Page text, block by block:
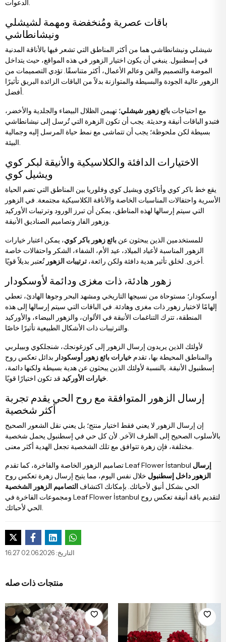
الدعوات.
باقات عصرية ومُنخفضة ومهمة لشيشلي
ونيشانطاشي
شيشلي ونيشانطاشي هما من أكثر المناطق التي تشعر فيها بالأناقة المدنية
في إسطنبول. ينبغي أن يكون اختيار الزهور في هذه المواقع، حيث يتداخل
الموضة والتصميم والفن وعالم الأعمال، أكثر متناسقًا. تؤدي التصميمات من
الزهور عالية الجودة والبسيطة والمتوازنة بدلاً من الباقات الزائدة البريق تأثيرًا
أفضل.
مع احتياجات بائع زهور شيشلي؛ تهيمن الظلال البيضاء والجلدية والأخضر،
فتبدو الباقات أنيقة وحديثة. يجب أن تكون الزهرة التي تُرسل إلى نيشانطاشي
بسيطة لكن ملحوظة؛ يجب أن تتماشى مع نمط حياة المرسل إليه وجمالية
البيئة.
الاختيارات الدافئة والكلاسيكية والأنيقة لبكر كوي
ويشيل كوي
يقع خط باكر كوي وأتاكوي ويشيل كوي وفلوريا بين المناطق التي تضم الحياة
الأسرية واحتفالات المناسبات الخاصة والأناقة الكلاسيكية مجتمعة. في الزهور
التي سيتم إرسالها لهذه المناطق، يمكن أن تبرز الورود وترتيبات الأوركيد
وزهور الفاز وتصاميم الصناديق الأنيقة.
للمستخدمين الذين يبحثون عن بائع زهور باكر كوي، يمكن اعتبار خيارات
الزهور المناسبة لأعياد الميلاد، عيد الأم، الشفاء، الشكر واحتفالات خاصة
أخرى. لخلق تأثير هدية دافئة ولكن رائعة، ترتيبات الزهور تُعتبر بديلاً قويًا.
زهور هادئة، ذات مغزى ودائمة لأوسكودار
أوسكودار؛ مستوحاة من نسيجها التاريخي ومشهد البحر وجوها الهادئ، تعطي
إلهامًا لاختيار زهور ذات مغزى وهادئة. في الباقات التي سيتم إرسالها إلى هذه
المنطقة، تترك التناغمات الأنيقة في الألوان، والزهور البيضاء، والأوركيد
والترتيبات ذات الأشكال الطبيعية تأثيرًا خاصًا.
لأولئك الذين يريدون إرسال الزهور إلى كوزغونجك، شنجلكوي وبييلربي
والمناطق المحيطة بها، تقدم خيارات بائع زهور أوسكودار بدائل تعكس روح
إسطنبول الأنيقة. بالنسبة لأولئك الذين يبحثون عن هدية بسيطة ولكنها دائمة،
خيارات الأوركيدقد تكون اختيارًا قويًا.
إرسال الزهور المتوافقة مع روح الحي يقدم تجربة
أكثر شخصية
إن إرسال الزهور لا يعني فقط اختيار منتج؛ بل يعني نقل الشعور الصحيح
بالأسلوب الصحيح إلى الطرف الآخر. لأن كل حي في إسطنبول يحمل شخصية
مختلفة، فإن زهرة تتوافق مع تلك الشخصية تجعل الهدية أكثر معنى.
تصاميم الزهور الخاصة والفاخرة، كما تقدم Leaf Flower İstanbul إرسال
الزهور داخل إسطنبول خلال نفس اليوم، مما يتيح إرسال زهرة تعكس روح
الحي بشكل أنيق لأحبائك. بإمكانك اكتشاف التصاميم الزهور الشخصية
ومجموعات الفاخرة في Leaf Flower İstanbul لتقديم باقة أنيقة تعكس روح
الحي لأحبائك.
التاريخ: 02.06.2026 16:27
منتجات ذات صله